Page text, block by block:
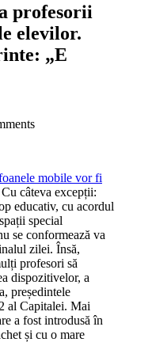
profesorii
elevilor.
„E
mobile vor fi
câteva excepții:
educativ, cu acordul
special
se conformează va
zilei. Însă,
profesori să
dispozitivelor, a
președintele
al Capitalei. Mai
a fost introdusă în
și cu o mare